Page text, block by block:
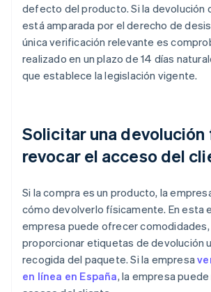
defecto del producto. Si la devolución
está amparada por el derecho de
única verificación relevante es
realizado en un plazo de 14 días
que establece la legislación vigente.
Solicitar una devolución
revocar el acceso del
Si la compra es un producto, la
cómo devolverlo físicamente. En esta
empresa puede ofrecer
proporcionar etiquetas de devolución
recogida del paquete. Si la empresa
en línea en España, la empresa